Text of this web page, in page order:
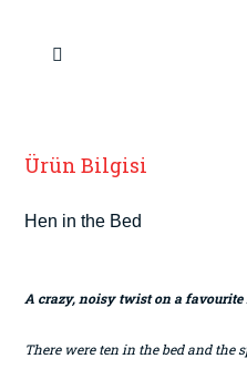
Ürün Bilgisi
Hen in the Bed
A crazy, noisy twist on a
There were ten in the bed and the